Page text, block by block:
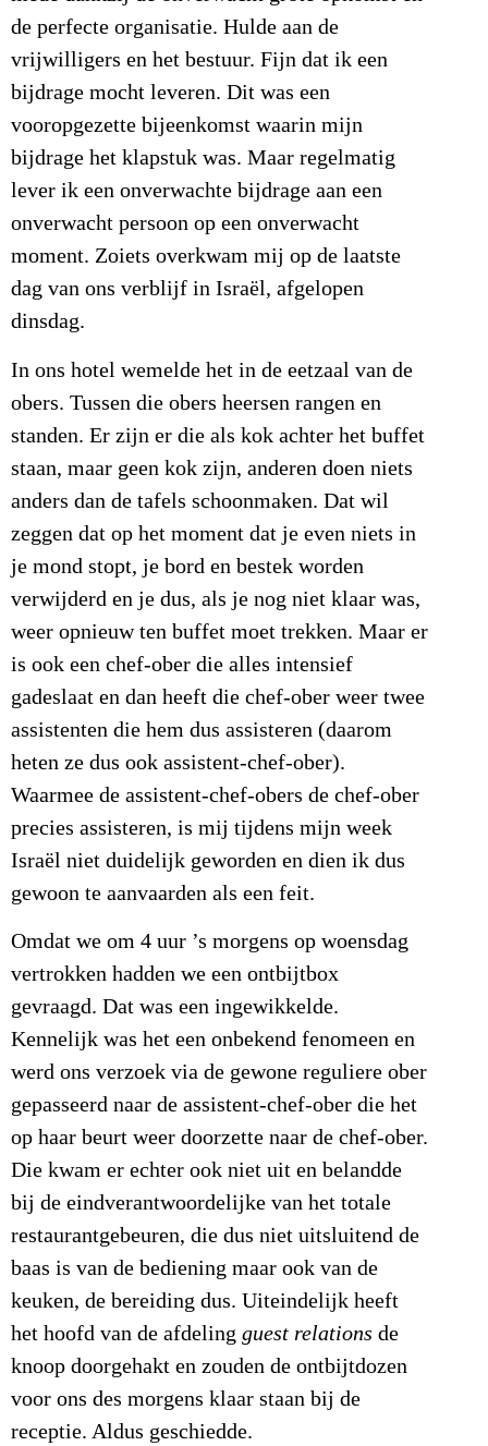
de perfecte organisatie. Hulde aan de
vrijwilligers en het bestuur. Fijn dat ik een
bijdrage mocht leveren. Dit was een
vooropgezette bijeenkomst waarin mijn
bijdrage het klapstuk was. Maar regelmatig
lever ik een onverwachte bijdrage aan een
onverwacht persoon op een onverwacht
moment. Zoiets overkwam mij op de laatste
dag van ons verblijf in Israël, afgelopen
dinsdag.
In ons hotel wemelde het in de eetzaal van de
obers. Tussen die obers heersen rangen en
standen. Er zijn er die als kok achter het buffet
staan, maar geen kok zijn, anderen doen niets
anders dan de tafels schoonmaken. Dat wil
zeggen dat op het moment dat je even niets in
je mond stopt, je bord en bestek worden
verwijderd en je dus, als je nog niet klaar was,
weer opnieuw ten buffet moet trekken. Maar er
is ook een chef-ober die alles intensief
gadeslaat en dan heeft die chef-ober weer twee
assistenten die hem dus assisteren (daarom
heten ze dus ook assistent-chef-ober).
Waarmee de assistent-chef-obers de chef-ober
precies assisteren, is mij tijdens mijn week
Israël niet duidelijk geworden en dien ik dus
gewoon te aanvaarden als een feit.
Omdat we om 4 uur ’s morgens op woensdag
vertrokken hadden we een ontbijtbox
gevraagd. Dat was een ingewikkelde.
Kennelijk was het een onbekend fenomeen en
werd ons verzoek via de gewone reguliere ober
gepasseerd naar de assistent-chef-ober die het
op haar beurt weer doorzette naar de chef-ober.
Die kwam er echter ook niet uit en belandde
bij de eindverantwoordelijke van het totale
restaurantgebeuren, die dus niet uitsluitend de
baas is van de bediening maar ook van de
keuken, de bereiding dus. Uiteindelijk heeft
het hoofd van de afdeling guest relations de
knoop doorgehakt en zouden de ontbijtdozen
voor ons des morgens klaar staan bij de
receptie. Aldus geschiedde.